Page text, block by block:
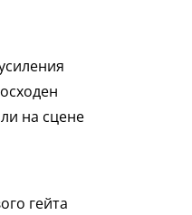
на сцене
гейта